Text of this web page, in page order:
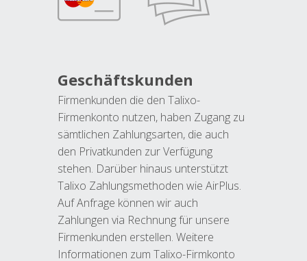
Geschäftskunden
Firmenkunden die den Talixo-
Firmenkonto nutzen, haben Zugang zu
sämtlichen Zahlungsarten, die auch
den Privatkunden zur Verfügung
stehen. Darüber hinaus unterstützt
Talixo Zahlungsmethoden wie AirPlus.
Auf Anfrage können wir auch
Zahlungen via Rechnung für unsere
Firmenkunden erstellen. Weitere
Informationen zum Talixo-Firmkonto